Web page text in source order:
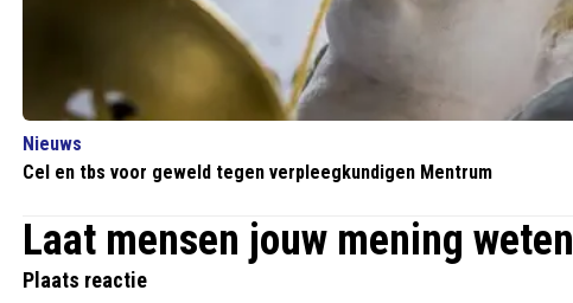
Nieuws
Cel en tbs voor geweld tegen verpleegkundigen Mentrum
Laat mensen jouw mening weten
Plaats reactie